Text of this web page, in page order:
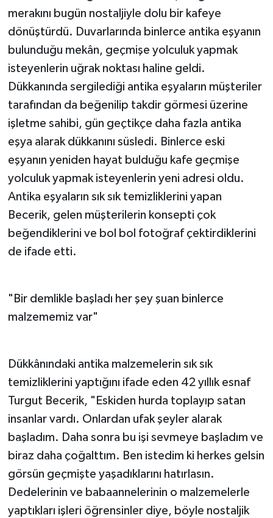
merakını bugün nostaljiyle dolu bir kafeye
dönüştürdü. Duvarlarında binlerce antika eşyanın
bulunduğu mekân, geçmişe yolculuk yapmak
isteyenlerin uğrak noktası haline geldi.
Dükkanında sergilediği antika eşyaların müşteriler
tarafından da beğenilip takdir görmesi üzerine
işletme sahibi, gün geçtikçe daha fazla antika
eşya alarak dükkanını süsledi. Binlerce eski
eşyanın yeniden hayat bulduğu kafe geçmişe
yolculuk yapmak isteyenlerin yeni adresi oldu.
Antika eşyaların sık sık temizliklerini yapan
Becerik, gelen müşterilerin konsepti çok
beğendiklerini ve bol bol fotoğraf çektirdiklerini
de ifade etti.
"Bir demlikle başladı her şey şuan binlerce
malzememiz var"
Dükkânındaki antika malzemelerin sık sık
temizliklerini yaptığını ifade eden 42 yıllık esnaf
Turgut Becerik, "Eskiden hurda toplayıp satan
insanlar vardı. Onlardan ufak şeyler alarak
başladım. Daha sonra bu işi sevmeye başladım ve
biraz daha çoğalttım. Ben istedim ki herkes gelsin
görsün geçmişte yaşadıklarını hatırlasın.
Dedelerinin ve babaannelerinin o malzemelerle
yaptıkları işleri öğrensinler diye, böyle nostaljik